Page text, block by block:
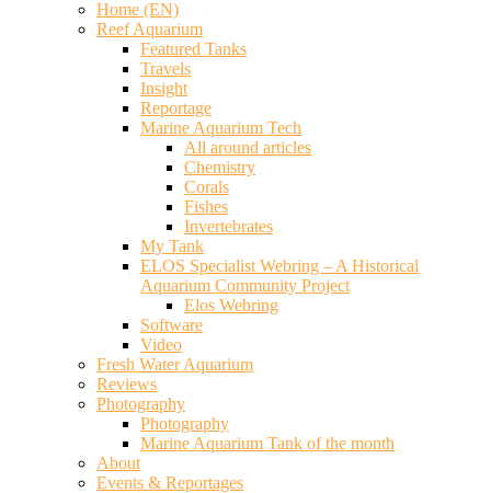
Home (EN)
Reef Aquarium
Featured Tanks
Travels
Insight
Reportage
Marine Aquarium Tech
All around articles
Chemistry
Corals
Fishes
Invertebrates
My Tank
ELOS Specialist Webring – A Historical
Aquarium Community Project
Elos Webring
Software
Video
Fresh Water Aquarium
Reviews
Photography
Photography
Marine Aquarium Tank of the month
About
Events & Reportages